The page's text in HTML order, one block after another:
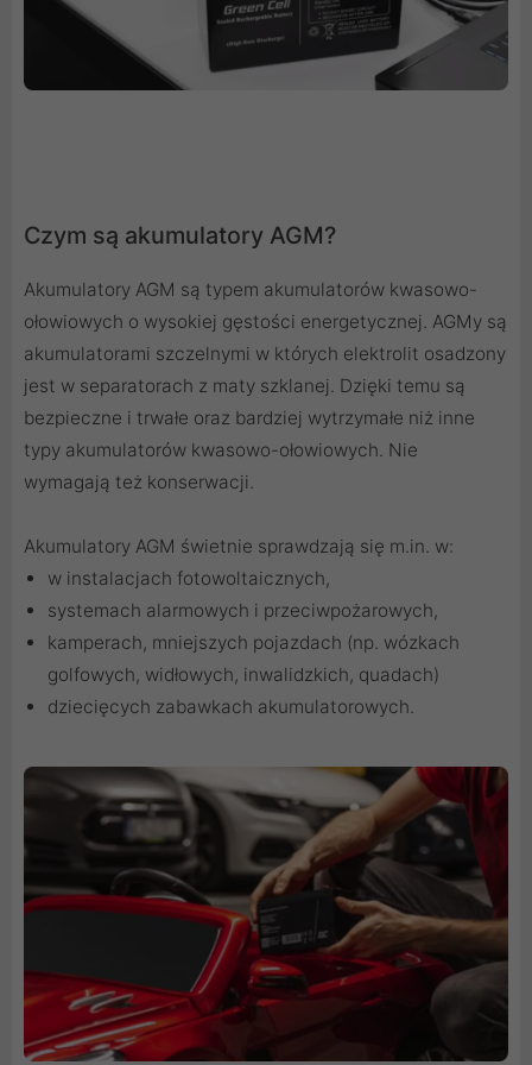
Czym są akumulatory AGM?
Akumulatory AGM są typem akumulatorów kwasowo-
ołowiowych o wysokiej gęstości energetycznej. AGMy są
akumulatorami szczelnymi w których elektrolit osadzony
jest w separatorach z maty szklanej. Dzięki temu są
bezpieczne i trwałe oraz bardziej wytrzymałe niż inne
typy akumulatorów kwasowo-ołowiowych. Nie
wymagają też konserwacji.
Akumulatory AGM świetnie sprawdzają się m.in. w:
w instalacjach fotowoltaicznych,
systemach alarmowych i przeciwpożarowych,
kamperach, mniejszych pojazdach (np. wózkach
golfowych, widłowych, inwalidzkich, quadach)
dziecięcych zabawkach akumulatorowych.